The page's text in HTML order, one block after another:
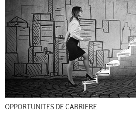
OPPORTUNITES DE CARRIERE